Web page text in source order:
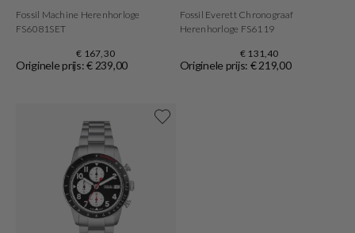
Fossil Machine Herenhorloge
FS6081SET
€ 167,30
Originele prijs: € 239,00
Fossil Everett Chronograaf
Herenhorloge FS6119
€ 131,40
Originele prijs: € 219,00